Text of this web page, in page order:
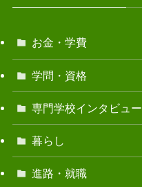
お金・学費
学問・資格
専門学校インタビュー
暮らし
進路・就職